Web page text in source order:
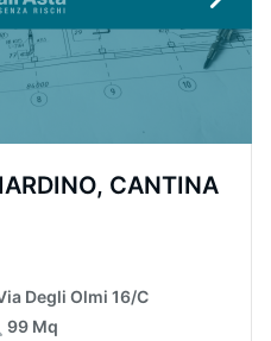
CANTINA
Degli Olmi 16/C
99 Mq